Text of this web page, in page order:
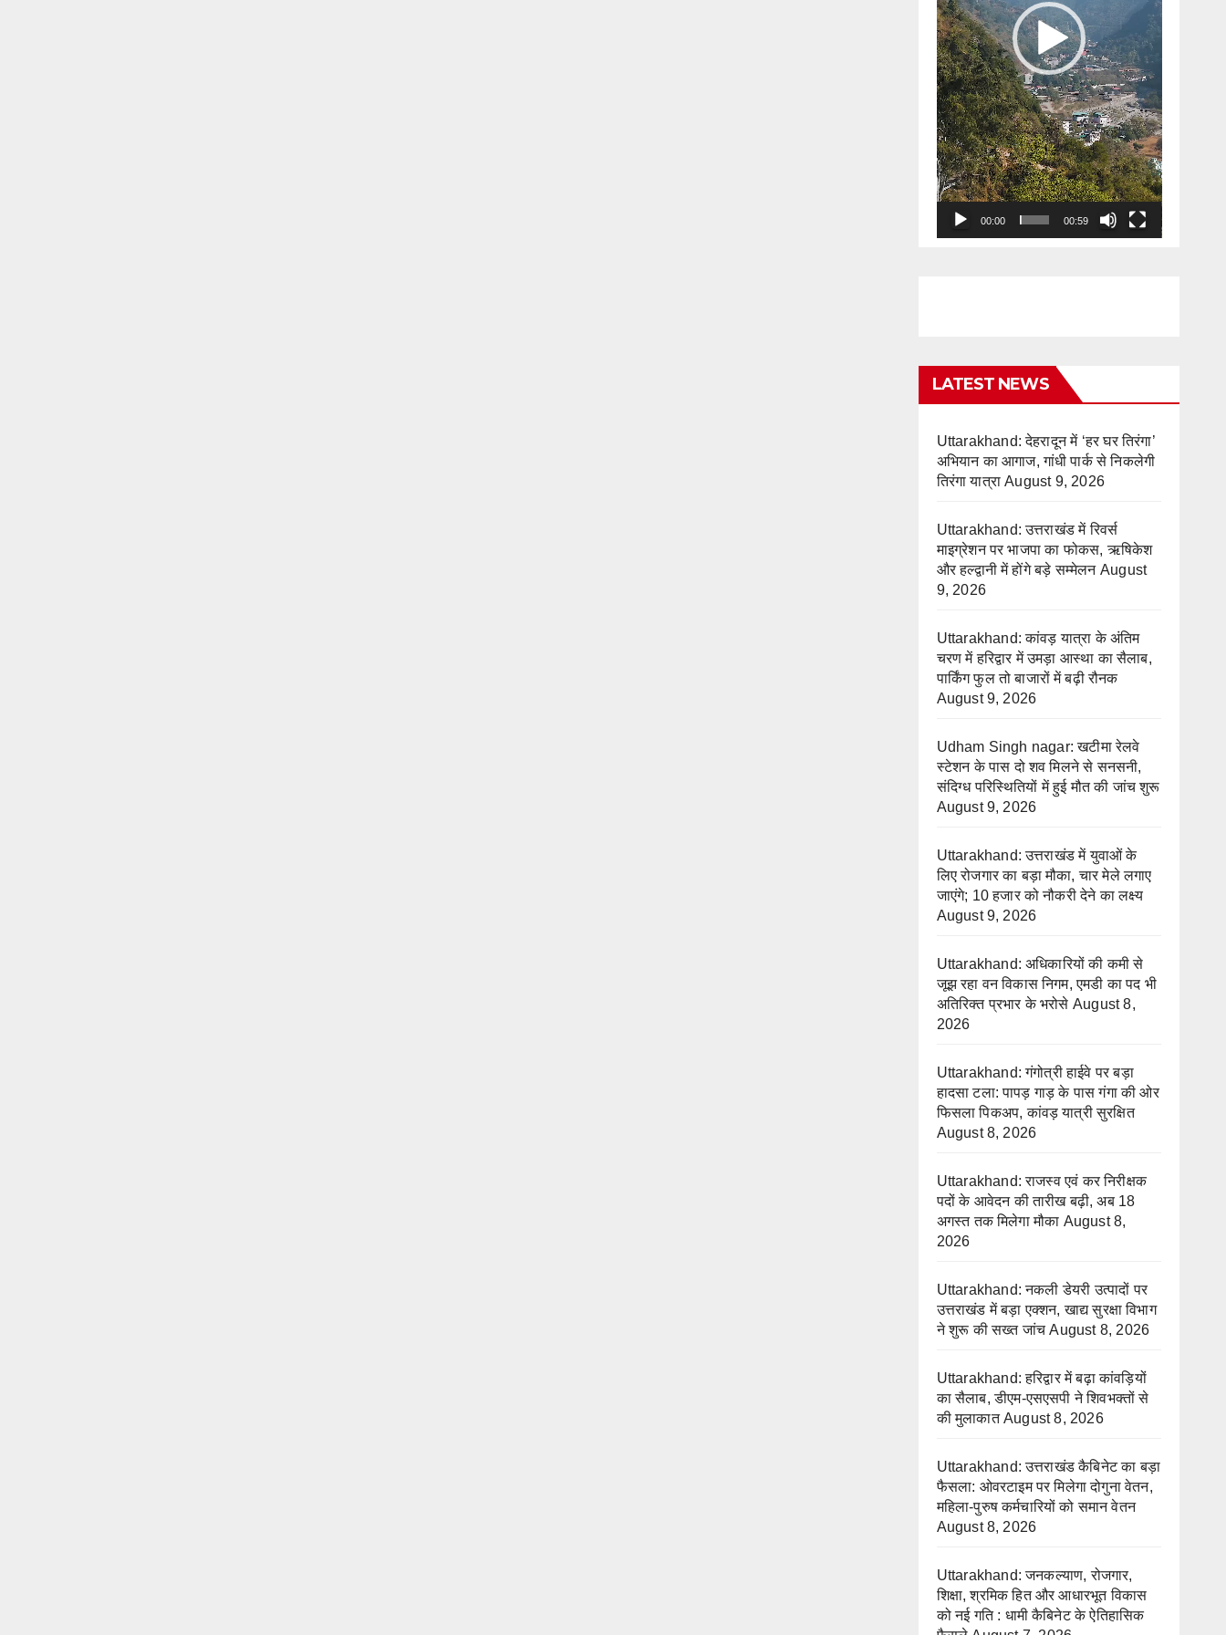
00:00 00:59
LATEST NEWS
Uttarakhand: देहरादून में ‘हर घर तिरंगा’
अभियान का आगाज, गांधी पार्क से निकलेगी
तिरंगा यात्रा August 9, 2026
Uttarakhand: उत्तराखंड में रिवर्स
माइग्रेशन पर भाजपा का फोकस, ऋषिकेश
और हल्द्वानी में होंगे बड़े सम्मेलन August
9, 2026
Uttarakhand: कांवड़ यात्रा के अंतिम
चरण में हरिद्वार में उमड़ा आस्था का सैलाब,
पार्किंग फुल तो बाजारों में बढ़ी रौनक
August 9, 2026
Udham Singh nagar: खटीमा रेलवे
स्टेशन के पास दो शव मिलने से सनसनी,
संदिग्ध परिस्थितियों में हुई मौत की जांच शुरू
August 9, 2026
Uttarakhand: उत्तराखंड में युवाओं के
लिए रोजगार का बड़ा मौका, चार मेले लगाए
जाएंगे; 10 हजार को नौकरी देने का लक्ष्य
August 9, 2026
Uttarakhand: अधिकारियों की कमी से
जूझ रहा वन विकास निगम, एमडी का पद भी
अतिरिक्त प्रभार के भरोसे August 8,
2026
Uttarakhand: गंगोत्री हाईवे पर बड़ा
हादसा टला: पापड़ गाड़ के पास गंगा की ओर
फिसला पिकअप, कांवड़ यात्री सुरक्षित
August 8, 2026
Uttarakhand: राजस्व एवं कर निरीक्षक
पदों के आवेदन की तारीख बढ़ी, अब 18
अगस्त तक मिलेगा मौका August 8,
2026
Uttarakhand: नकली डेयरी उत्पादों पर
उत्तराखंड में बड़ा एक्शन, खाद्य सुरक्षा विभाग
ने शुरू की सख्त जांच August 8, 2026
Uttarakhand: हरिद्वार में बढ़ा कांवड़ियों
का सैलाब, डीएम-एसएसपी ने शिवभक्तों से
की मुलाकात August 8, 2026
Uttarakhand: उत्तराखंड कैबिनेट का बड़ा
फैसला: ओवरटाइम पर मिलेगा दोगुना वेतन,
महिला-पुरुष कर्मचारियों को समान वेतन
August 8, 2026
Uttarakhand: जनकल्याण, रोजगार,
शिक्षा, श्रमिक हित और आधारभूत विकास
को नई गति : धामी कैबिनेट के ऐतिहासिक